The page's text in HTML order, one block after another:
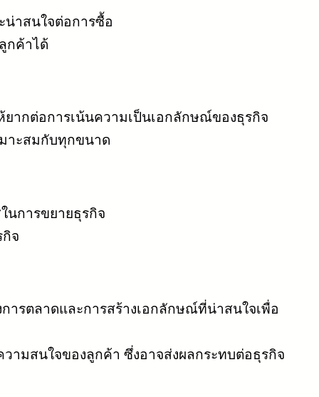
าสนใจต่อการซื้อ
กค้าได้
ากต่อการเน้นความเป็นเอกลักษณ์ของธุรกิจ
าะสมกับทุกขนาด
นการขยายธุรกิจ
จ
ารตลาดและการสร้างเอกลักษณ์ที่น่าสนใจเพื่อ
ามสนใจของลูกค้า ซึ่งอาจส่งผลกระทบต่อธุรกิจ